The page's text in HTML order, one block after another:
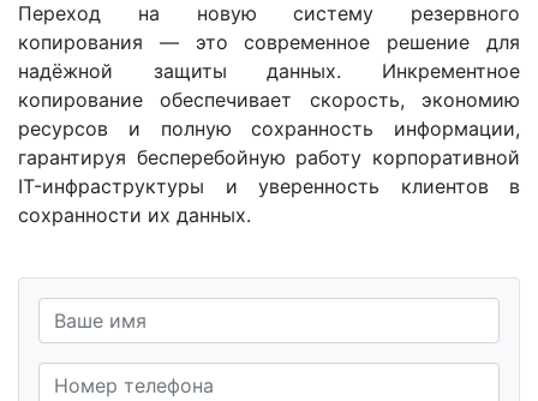
Переход на новую систему резервного
копирования — это современное решение для
надёжной защиты данных. Инкрементное
копирование обеспечивает скорость, экономию
ресурсов и полную сохранность информации,
гарантируя бесперебойную работу корпоративной
IT-инфраструктуры и уверенность клиентов в
сохранности их данных.